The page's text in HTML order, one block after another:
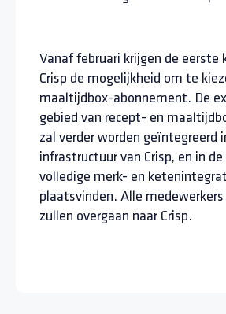
Vanaf februari krijgen de eerste
Crisp de mogelijkheid om te
maaltijdbox-abonnement. De
gebied van recept- en
zal verder worden geïntegreerd
infrastructuur van Crisp, en in
volledige merk- en
plaatsvinden. Alle
zullen overgaan naar Crisp.